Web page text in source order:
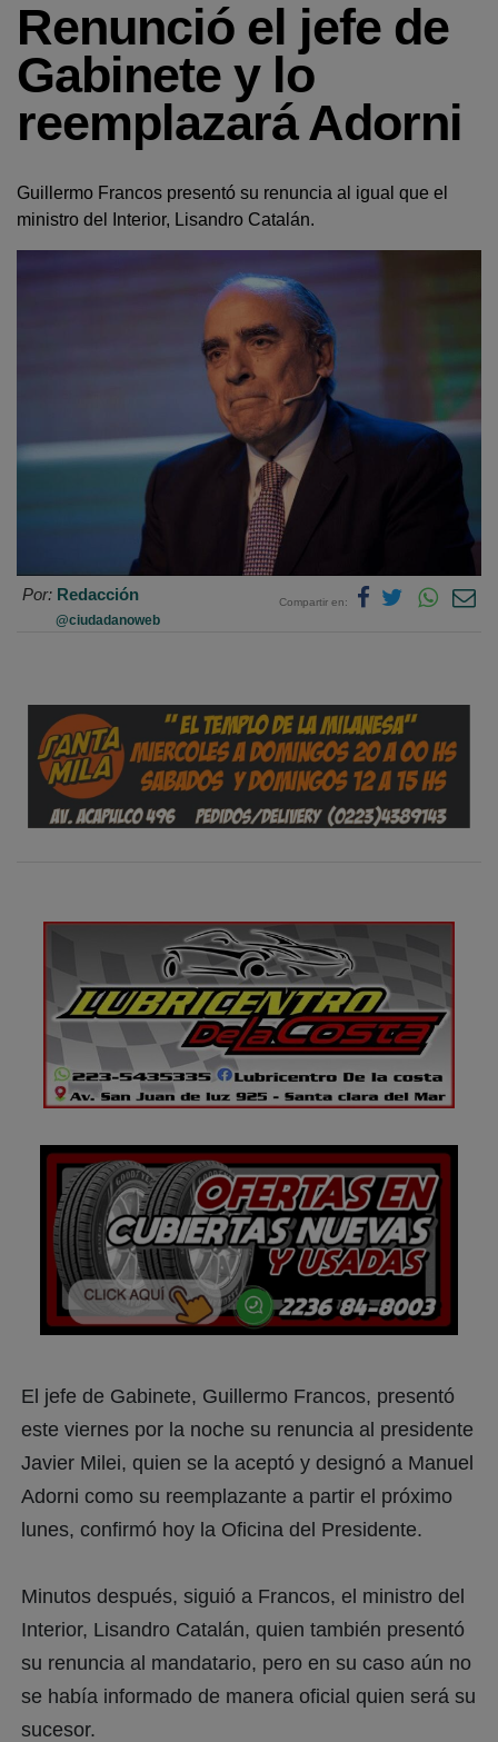
Renunció el jefe de
Gabinete y lo
reemplazará Adorni
Guillermo Francos presentó su renuncia al igual que el
ministro del Interior, Lisandro Catalán.
Por: Redacción
@ciudadanoweb
Compartir en:
El jefe de Gabinete, Guillermo Francos, presentó
este viernes por la noche su renuncia al presidente
Javier Milei, quien se la aceptó y designó a Manuel
Adorni como su reemplazante a partir el próximo
lunes, confirmó hoy la Oficina del Presidente.
Minutos después, siguió a Francos, el ministro del
Interior, Lisandro Catalán, quien también presentó
su renuncia al mandatario, pero en su caso aún no
se había informado de manera oficial quien será su
sucesor.